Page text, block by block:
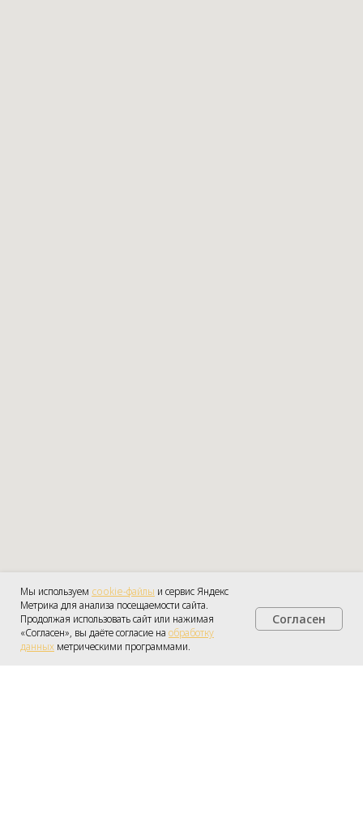
Мы используем cookie-файлы и сервис Яндекс
Метрика для анализа посещаемости сайта.
Продолжая использовать сайт или нажимая
«Согласен», вы даёте согласие на обработку
данных метрическими программами.
Согласен
Получить консультацию